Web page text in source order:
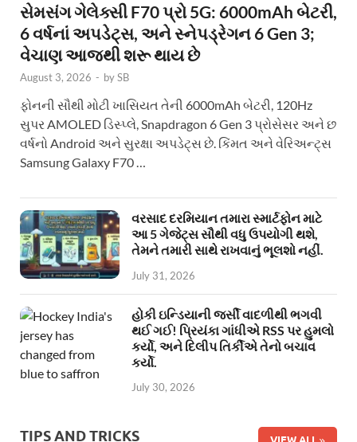
સેમસંગ ગેલેક્સી F70 પ્રો 5G: 6000mAh બેટરી,
6 વર્ષનાં અપડેટ્સ, અને સ્નેપડ્રેગન 6 Gen 3;
વેચાણ આજથી શરૂ થાય છે
August 3, 2026 - bySB
ફોનની સૌથી મોટી ખાસિયત તેની 6000mAh બેટરી, 120Hz
સુપર AMOLED ડિસ્પ્લે, Snapdragon 6 Gen 3 પ્રોસેસર અને છ
વર્ષનો Android અને સુરક્ષા અપડેટ્સ છે. કિંમત અને વેરિઅન્ટ્સ
Samsung Galaxy F70 …
વરસાદ દરમિયાન તમારા સ્માર્ટફોન માટે
આ 5 ગેજેટ્સ સૌથી વધુ ઉપયોગી થશે,
તેમને તમારી સાથે રાખવાનું ભૂલશો નહીં.
July 31, 2026
હોકી ઇન્ડિયાની જર્સી વાદળીથી ભગવી
થઈ ગઈ! પ્રિયંકા ગાંધીએ RSS પર હુમલો
કર્યો, અને દિલીપ તિર્કીએ તેનો બચાવ
કર્યો.
July 30, 2026
TIPS AND TRICKS